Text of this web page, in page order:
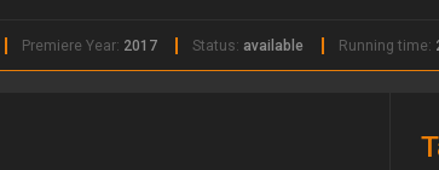
Premiere Year: 2017 Status: available Running time: